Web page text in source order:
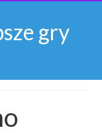
gry